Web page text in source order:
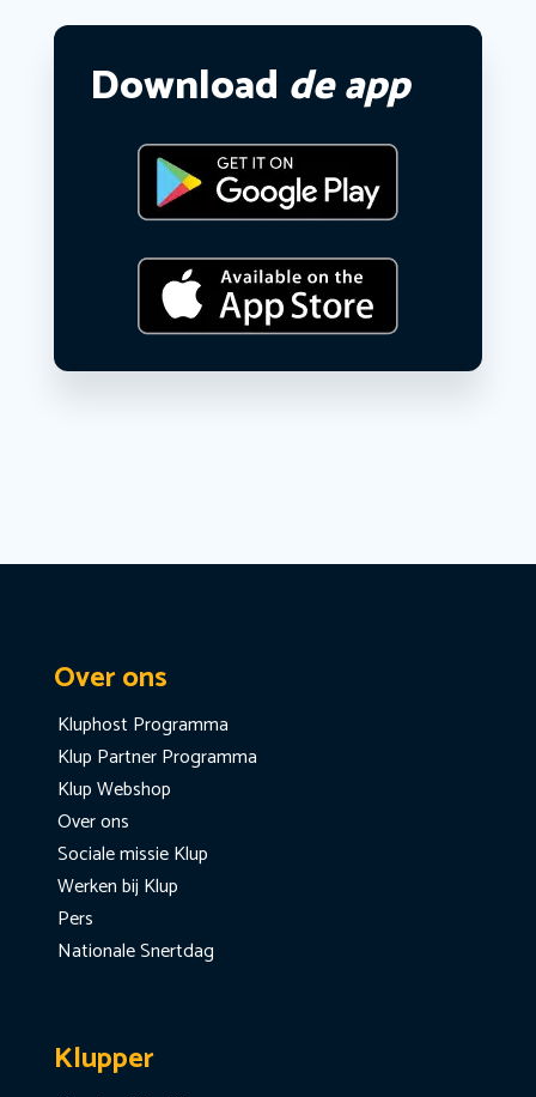
Download de app
Over ons
Kluphost Programma
Klup Partner Programma
Klup Webshop
Over ons
Sociale missie Klup
Werken bij Klup
Pers
Nationale Snertdag
Klupper